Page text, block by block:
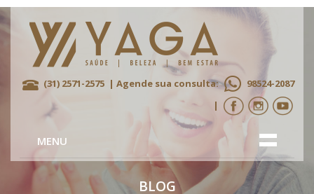
(31) 2571-2575 | Agende sua consulta:
98524-2087
|
MENU
BLOG